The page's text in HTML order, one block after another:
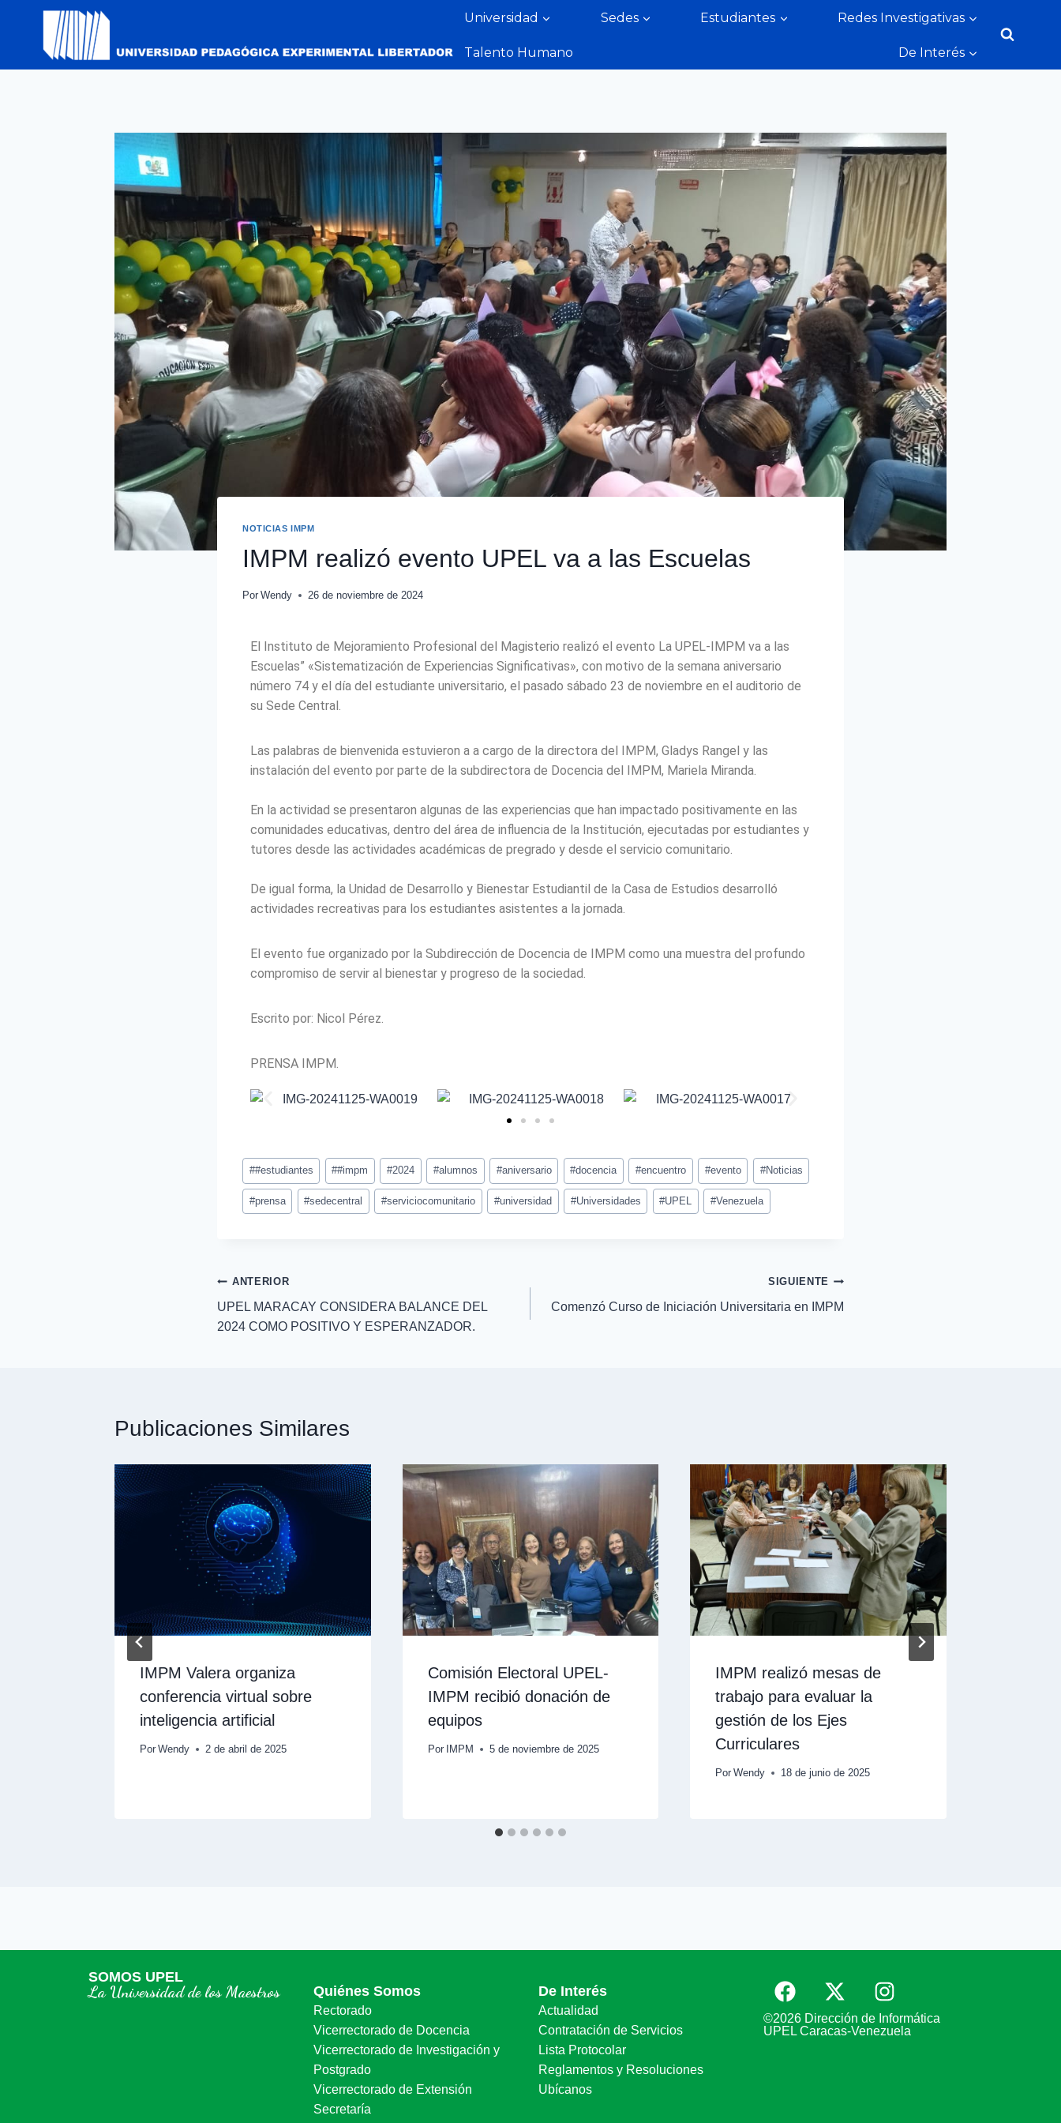
Universidad Sedes Estudiantes Redes Investigativas
Talento Humano De Interés
NOTICIAS IMPM
IMPM realizó evento UPEL va a las Escuelas
Por Wendy 26 de noviembre de 2024
El Instituto de Mejoramiento Profesional del Magisterio realizó el evento La UPEL-IMPM va a las
Escuelas” «Sistematización de Experiencias Significativas», con motivo de la semana aniversario
número 74 y el día del estudiante universitario, el pasado sábado 23 de noviembre en el auditorio de
su Sede Central.
Las palabras de bienvenida estuvieron a a cargo de la directora del IMPM, Gladys Rangel y las
instalación del evento por parte de la subdirectora de Docencia del IMPM, Mariela Miranda.
En la actividad se presentaron algunas de las experiencias que han impactado positivamente en las
comunidades educativas, dentro del área de influencia de la Institución, ejecutadas por estudiantes y
tutores desde las actividades académicas de pregrado y desde el servicio comunitario.
De igual forma, la Unidad de Desarrollo y Bienestar Estudiantil de la Casa de Estudios desarrolló
actividades recreativas para los estudiantes asistentes a la jornada.
El evento fue organizado por la Subdirección de Docencia de IMPM como una muestra del profundo
compromiso de servir al bienestar y progreso de la sociedad.
Escrito por: Nicol Pérez.
PRENSA IMPM.
##estudiantes ##impm #2024 #alumnos #aniversario #docencia #encuentro #evento #Noticias
#prensa #sedecentral #serviciocomunitario #universidad #Universidades #UPEL #Venezuela
ANTERIOR
UPEL MARACAY CONSIDERA BALANCE DEL
2024 COMO POSITIVO Y ESPERANZADOR.
SIGUIENTE
Comenzó Curso de Iniciación Universitaria en IMPM
Publicaciones Similares
IMPM Valera organiza
conferencia virtual sobre
inteligencia artificial
Por Wendy 2 de abril de 2025
Comisión Electoral UPEL-
IMPM recibió donación de
equipos
Por IMPM 5 de noviembre de 2025
IMPM realizó mesas de
trabajo para evaluar la
gestión de los Ejes
Curriculares
Por Wendy 18 de junio de 2025
SOMOS UPEL
La Universidad de los Maestros Quiénes Somos
Rectorado
Vicerrectorado de Docencia
Vicerrectorado de Investigación y
Postgrado
Vicerrectorado de Extensión
Secretaría
De Interés
Actualidad
Contratación de Servicios
Lista Protocolar
Reglamentos y Resoluciones
Ubícanos
©2026 Dirección de Informática
UPEL Caracas-Venezuela